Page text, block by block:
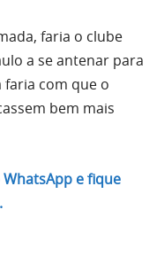
faria o clube
a se antenar para
faria com que o
bem mais
e fique